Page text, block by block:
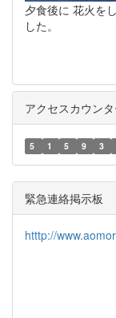
夕食後に 花火
した。
アクセスカウン
5 1 5 9 3
緊急連絡掲示板
htttp://